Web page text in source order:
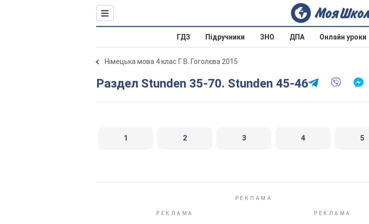
ГДЗ Підручники ЗНО ДПА Онлайн уроки
Німецька мова 4 клас Г. В. Гоголєва 2015
Раздел Stunden 35-70. Stunden 45-46
1 2 3 4 5